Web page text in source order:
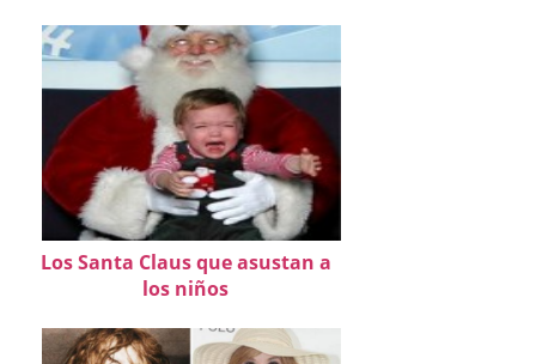
Los Santa Claus que asustan a
los niños